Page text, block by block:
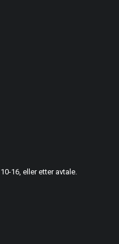
16, eller etter avtale.